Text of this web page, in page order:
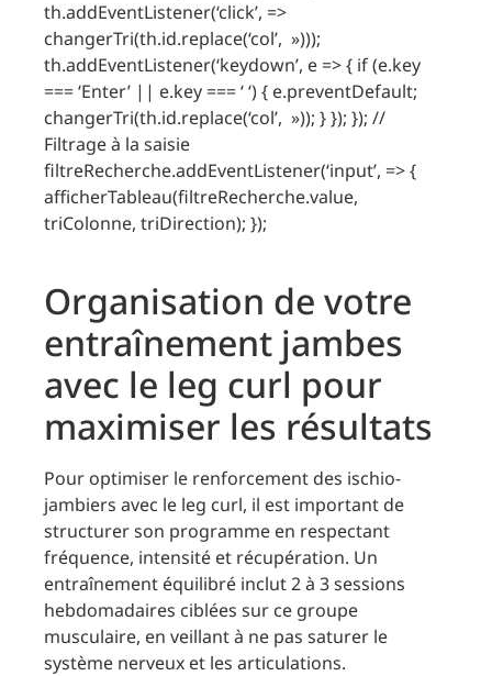
th.addEventListener(‘click’, =>
changerTri(th.id.replace(‘col’, »)));
th.addEventListener(‘keydown’, e => { if (e.key
=== ‘Enter’ || e.key === ‘ ‘) { e.preventDefault;
changerTri(th.id.replace(‘col’, »)); } }); }); //
Filtrage à la saisie
filtreRecherche.addEventListener(‘input’, => {
afficherTableau(filtreRecherche.value,
triColonne, triDirection); });
Organisation de votre
entraînement jambes
avec le leg curl pour
maximiser les résultats
Pour optimiser le renforcement des ischio-
jambiers avec le leg curl, il est important de
structurer son programme en respectant
fréquence, intensité et récupération. Un
entraînement équilibré inclut 2 à 3 sessions
hebdomadaires ciblées sur ce groupe
musculaire, en veillant à ne pas saturer le
système nerveux et les articulations.